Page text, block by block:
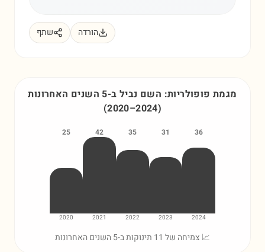
הורדה שתף
מגמת פופולריות: השם נביל ב-5 השנים האחרונות
(2020–2024)
36
2024
31
2023
35
2022
42
2021
25
2020
📈 צמיחה של 11 תינוקות ב-5 השנים האחרונות